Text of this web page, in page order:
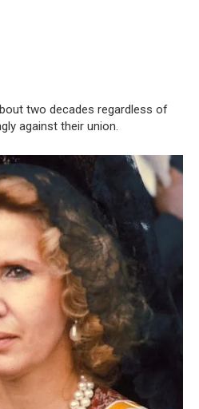
two decades regardless of
against their union.